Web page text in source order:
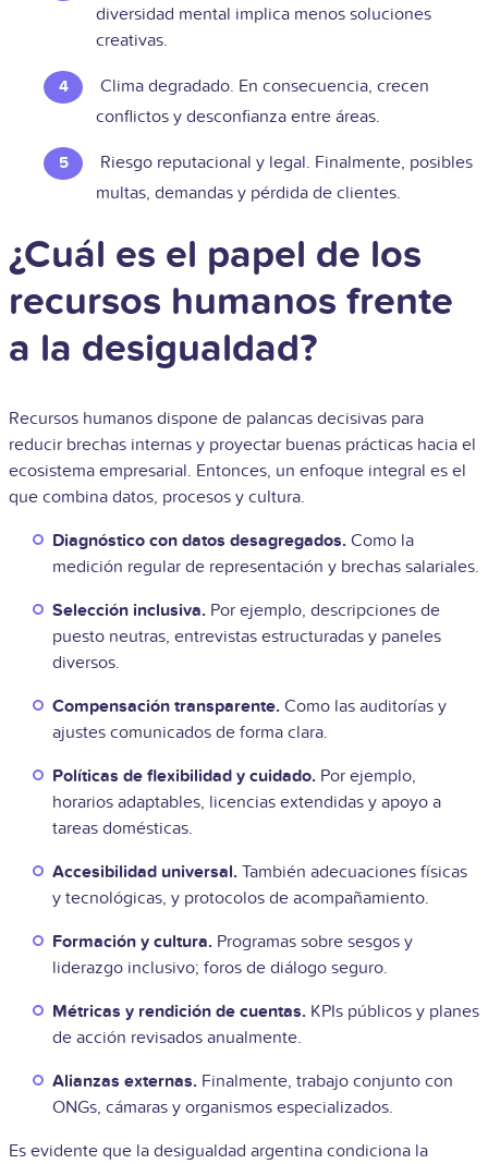
diversidad mental implica menos soluciones
creativas.
Clima degradado. En consecuencia, crecen
conflictos y desconfianza entre áreas.
Riesgo reputacional y legal. Finalmente, posibles
multas, demandas y pérdida de clientes.
¿Cuál es el papel de los
recursos humanos frente
a la desigualdad?
Recursos humanos dispone de palancas decisivas para
reducir brechas internas y proyectar buenas prácticas hacia el
ecosistema empresarial. Entonces, un enfoque integral es el
que combina datos, procesos y cultura.
Diagnóstico con datos desagregados. Como la
medición regular de representación y brechas salariales.
Selección inclusiva. Por ejemplo, descripciones de
puesto neutras, entrevistas estructuradas y paneles
diversos.
Compensación transparente. Como las auditorías y
ajustes comunicados de forma clara.
Políticas de flexibilidad y cuidado. Por ejemplo,
horarios adaptables, licencias extendidas y apoyo a
tareas domésticas.
Accesibilidad universal. También adecuaciones físicas
y tecnológicas, y protocolos de acompañamiento.
Formación y cultura. Programas sobre sesgos y
liderazgo inclusivo; foros de diálogo seguro.
Métricas y rendición de cuentas. KPIs públicos y planes
de acción revisados anualmente.
Alianzas externas. Finalmente, trabajo conjunto con
ONGs, cámaras y organismos especializados.
Es evidente que la desigualdad argentina condiciona la